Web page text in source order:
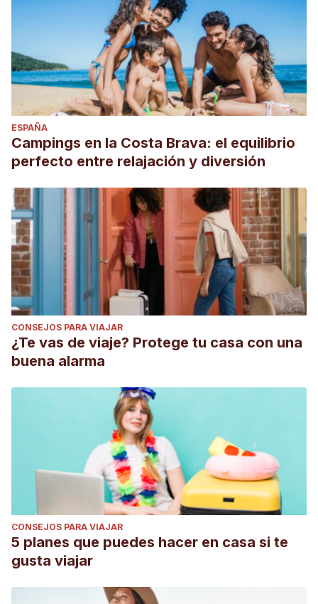
ESPAÑA
Campings en la Costa Brava: el equilibrio
perfecto entre relajación y diversión
CONSEJOS PARA VIAJAR
¿Te vas de viaje? Protege tu casa con una
buena alarma
CONSEJOS PARA VIAJAR
5 planes que puedes hacer en casa si te
gusta viajar